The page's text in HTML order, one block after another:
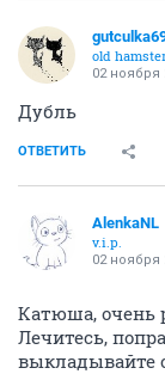
old
02 ноября
Дубль
ОТВЕТИТЬ
AlenkaNL
v.i.p.
02 ноября
Катюша, очень
Лечитесь,
выкладывайте